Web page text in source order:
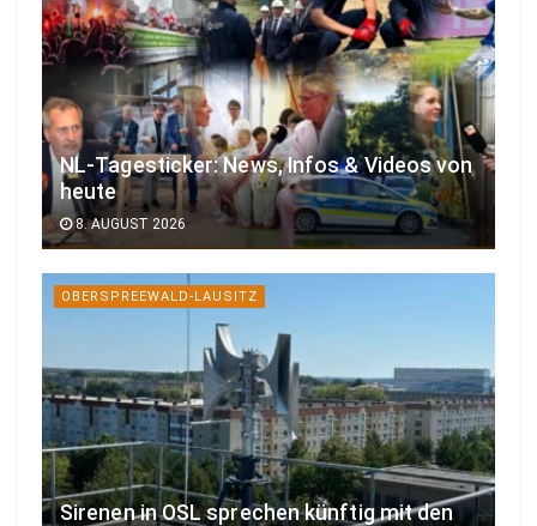
NL-Tagesticker: News, Infos & Videos von
heute
8. AUGUST 2026
OBERSPREEWALD-LAUSITZ
Sirenen in OSL sprechen künftig mit den